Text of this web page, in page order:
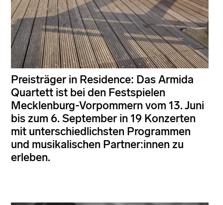
Preisträger in Residence: Das Armida
Quartett ist bei den Festspielen
Mecklenburg-Vorpommern vom 13. Juni
bis zum 6. September in 19 Konzerten
mit unterschiedlichsten Programmen
und musikalischen Partner:innen zu
erleben.